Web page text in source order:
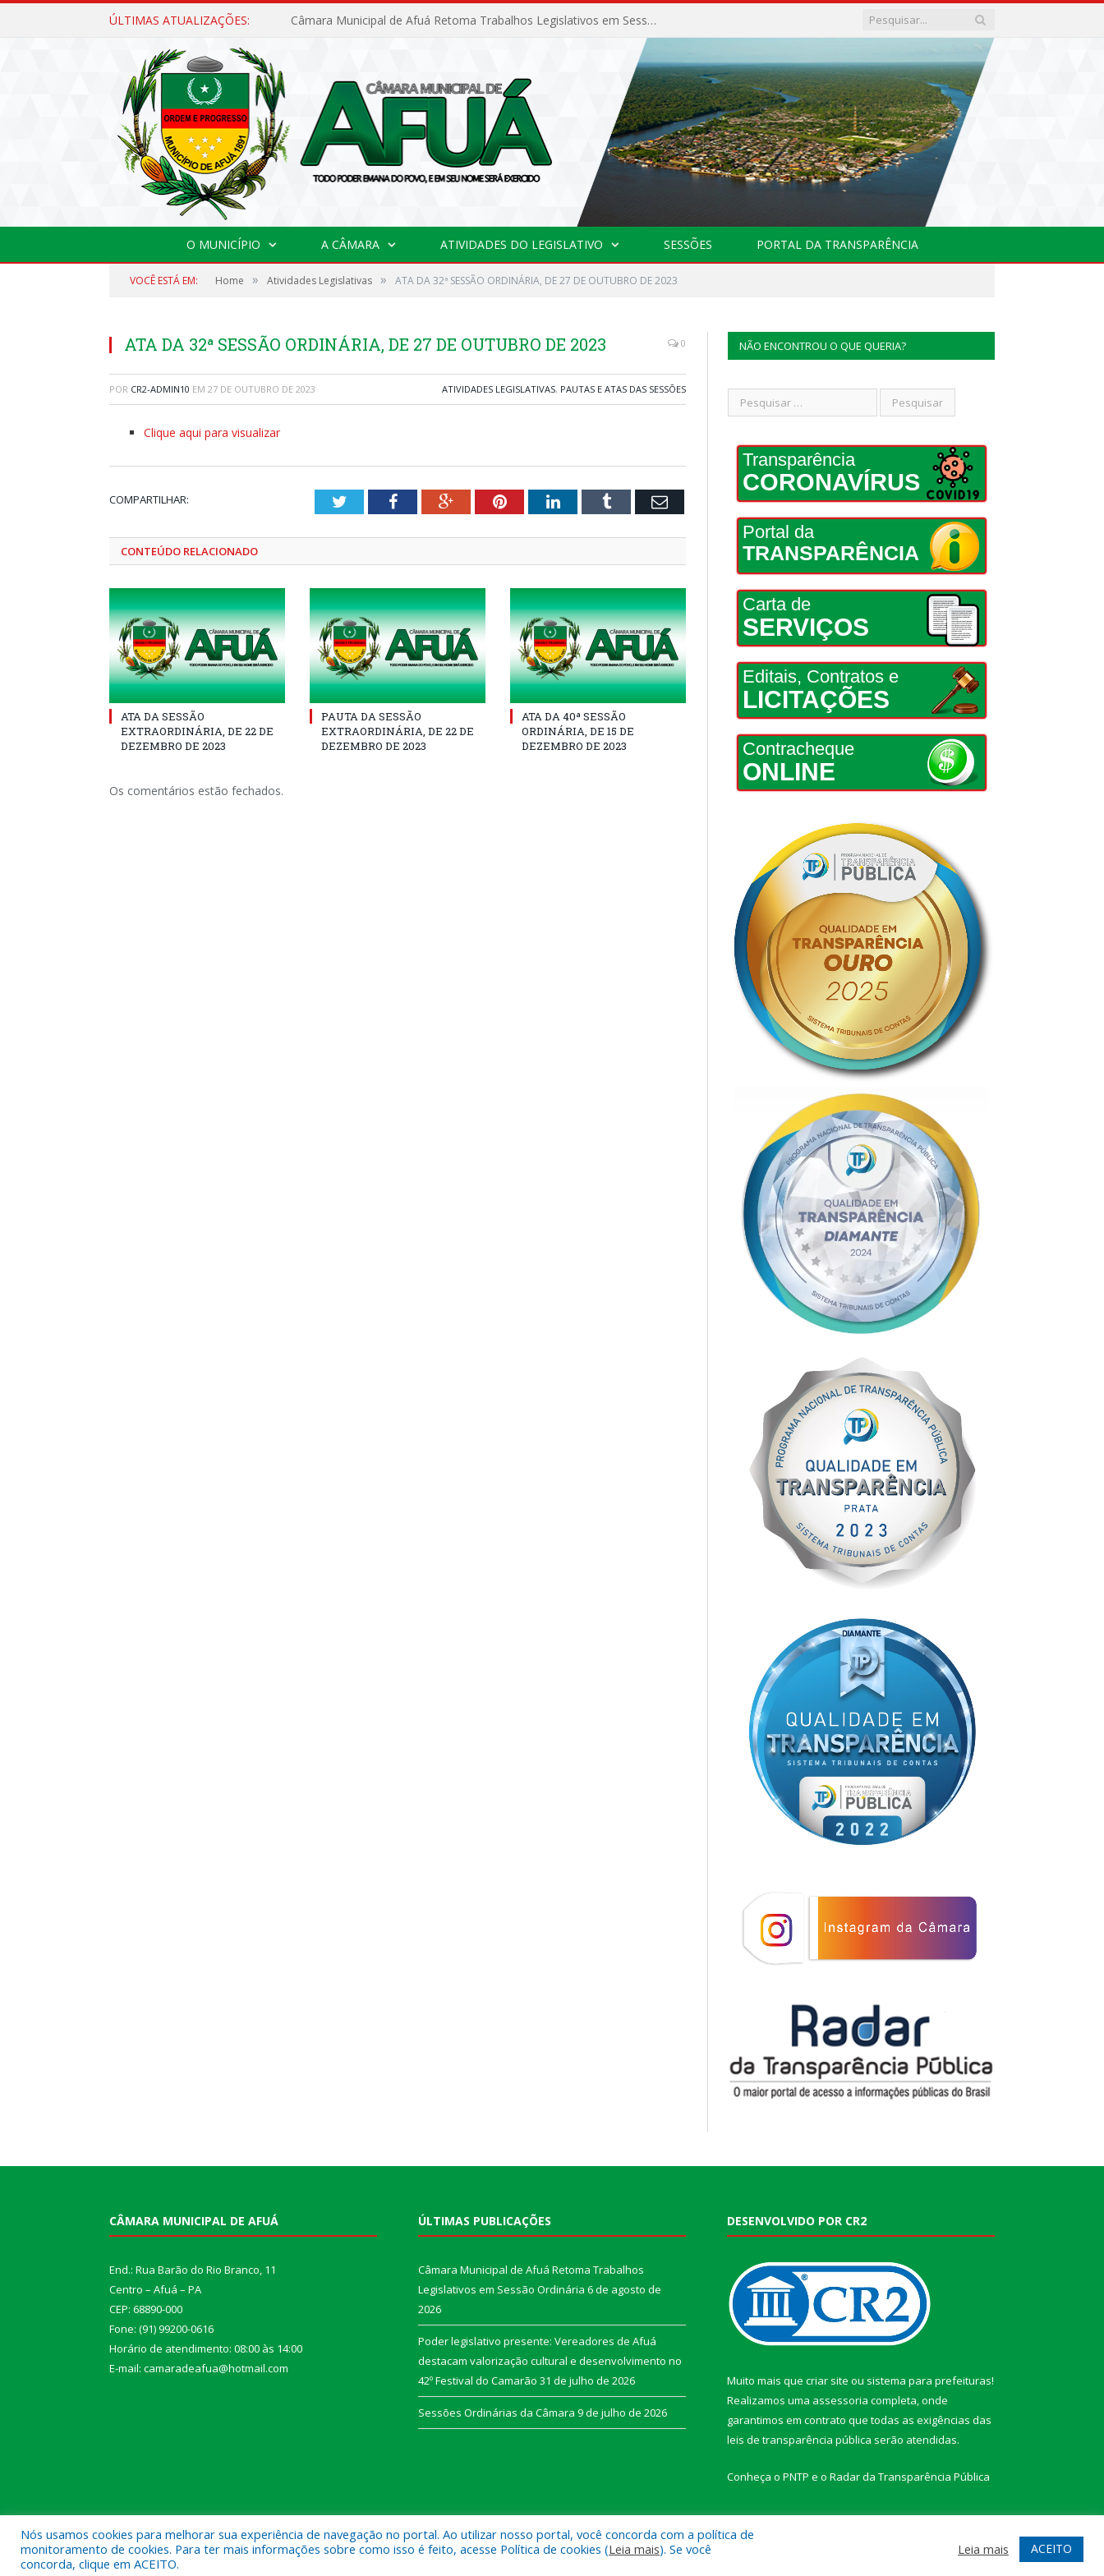
ÚLTIMAS ATUALIZAÇÕES: Câmara Municipal de Afuá Retoma Trabalhos Legislativos em Sessão Ordinária
O MUNICÍPIO A CÂMARA ATIVIDADES DO LEGISLATIVO SESSÕES PORTAL DA TRANSPARÊNCIA
VOCÊ ESTÁ EM: Home » Atividades Legislativas » ATA DA 32ª SESSÃO ORDINÁRIA, DE 27 DE OUTUBRO DE 2023
ATA DA 32ª SESSÃO ORDINÁRIA, DE 27 DE OUTUBRO DE 2023 0
POR CR2-ADMIN10 EM 27 DE OUTUBRO DE 2023 ATIVIDADES LEGISLATIVAS, PAUTAS E ATAS DAS SESSÕES
Clique aqui para visualizar
COMPARTILHAR: TwitterFacebookGoogle+PinterestLinkedInTumblr Email
CONTEÚDO RELACIONADO
ATA DA SESSÃO
EXTRAORDINÁRIA, DE 22 DE
DEZEMBRO DE 2023
PAUTA DA SESSÃO
EXTRAORDINÁRIA, DE 22 DE
DEZEMBRO DE 2023
ATA DA 40ª SESSÃO
ORDINÁRIA, DE 15 DE
DEZEMBRO DE 2023
Os comentários estão fechados.
NÃO ENCONTROU O QUE QUERIA?
Transparência
CORONAVÍRUS
Portal da
TRANSPARÊNCIA
Carta de
SERVIÇOS
Editais, Contratos e
LICITAÇÕES
Contracheque
ONLINE
CÂMARA MUNICIPAL DE AFUÁ
End.: Rua Barão do Rio Branco, 11
Centro – Afuá – PA
CEP: 68890-000
Fone: (91) 99200-0616
Horário de atendimento: 08:00 às 14:00
E-mail: camaradeafua@hotmail.com
ÚLTIMAS PUBLICAÇÕES
Câmara Municipal de Afuá Retoma Trabalhos
Legislativos em Sessão Ordinária 6 de agosto de
2026
Poder legislativo presente: Vereadores de Afuá
destacam valorização cultural e desenvolvimento no
42º Festival do Camarão 31 de julho de 2026
Sessões Ordinárias da Câmara 9 de julho de 2026
DESENVOLVIDO POR CR2
Muito mais que criar site ou sistema para prefeituras!
Realizamos uma assessoria completa, onde
garantimos em contrato que todas as exigências das
leis de transparência pública serão atendidas.
Conheça o PNTP e o Radar da Transparência Pública
Todos os direitos reservados a Câmara Municipal de Afuá.
Nós usamos cookies para melhorar sua experiência de navegação no portal. Ao utilizar nosso portal, você concorda com a política de
monitoramento de cookies. Para ter mais informações sobre como isso é feito, acesse Política de cookies (Leia mais). Se você
concorda, clique em ACEITO.
Leia mais ACEITO